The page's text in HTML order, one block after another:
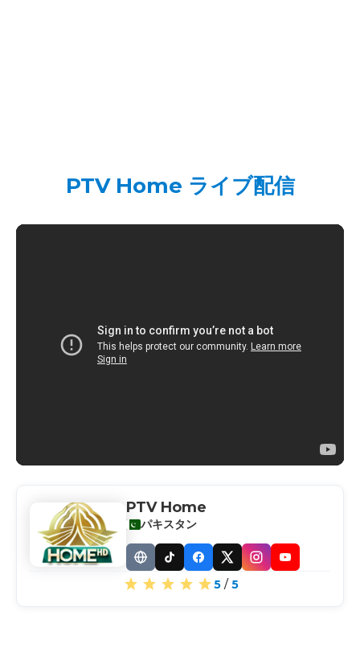
PTV Home ライブ配信
PTV Home
パキスタン
WebsiteTikTokFacebook
X InstagramYouTube
5 / 5